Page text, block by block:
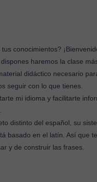
conocimientos?
haremos la clase
didáctico necesario
seguir con lo que tienes.
mi idioma y facilitarte
distinto del español, su
basado en el latín. Así que
y de construir las frases.